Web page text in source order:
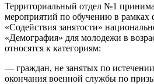
Территориальный отдел №1
мероприятий по обучению в рамках
«Содействия занятости»
«Демография» для молодежи в
относятся к категориям:
— граждан, не занятых по
окончания военной службы по